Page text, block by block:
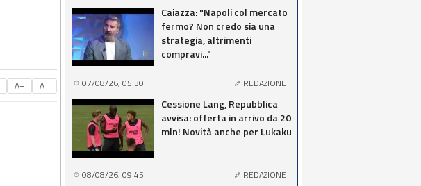
A− A+
Caiazza: "Napoli col mercato
fermo? Non credo sia una
strategia, altrimenti
compravi..."
07/08/26, 05:30 REDAZIONE
Cessione Lang, Repubblica
avvisa: offerta in arrivo da 20
mln! Novità anche per Lukaku
08/08/26, 09:45 REDAZIONE